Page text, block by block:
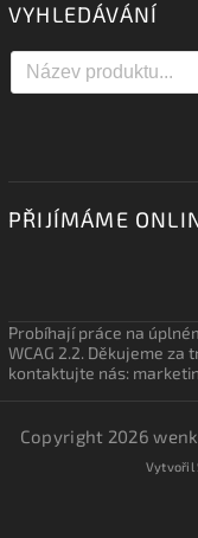
VYHLEDÁVÁNÍ
PŘIJÍMÁME
Probíhají práce na
WCAG 2.2. Děkujeme
kontaktujte nás:
Copyright 2026
Vytvořil